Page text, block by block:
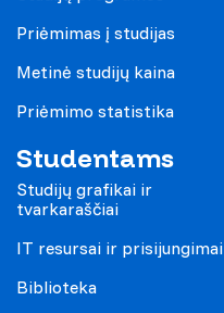
Priėmimas į studijas
Metinė studijų kaina
Priėmimo statistika
Studentams
Studijų grafikai ir
tvarkaraščiai
IT resursai ir prisijungimai
Biblioteka